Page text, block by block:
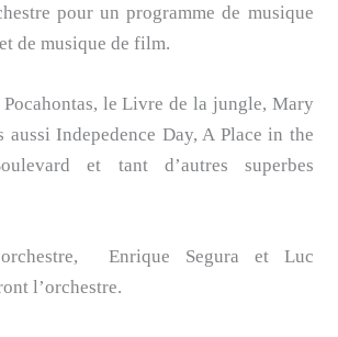
pour un programme de musique
de musique de film.
le Livre de la jungle, Mary
Indepedence Day, A Place in the
et tant d’autres superbes
Enrique Segura et Luc
l’orchestre.